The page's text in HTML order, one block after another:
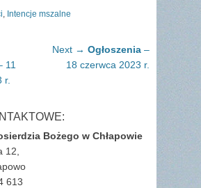
, Intencje mszalne
11
r.
Next → Next
post:
Ogłoszenia –
18 czerwca 2023 r.
Bożego w Chłapowie
12,
613